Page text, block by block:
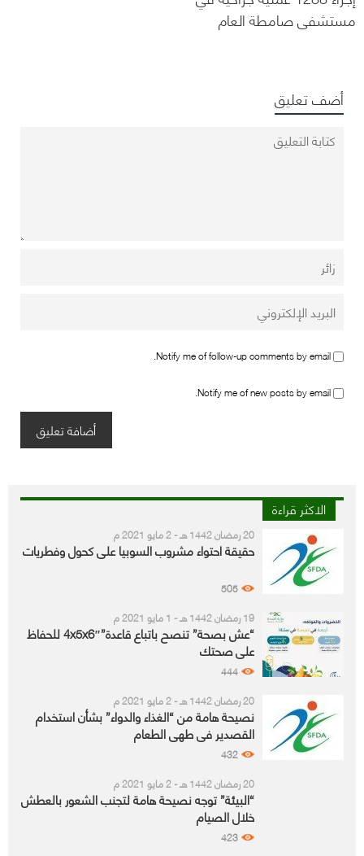
مستشفى صامطة العام
أضف تعليق
Notify me of follow-up comments by email.
Notify me of new posts by email.
الاكثر قراءة
20 رمضان 1442 هـ - 2 مايو 2021 م
حقيقة احتواء مشروب السوبيا على كحول وفطريات
505
19 رمضان 1442 هـ - 1 مايو 2021 م
“عش بصحة” تنصح باتباع قاعدة”4x5x6″ للحفاظ
على صحتك
444
20 رمضان 1442 هـ - 2 مايو 2021 م
نصيحة هامة من “الغذاء والدواء” بشأن استخدام
القصدير في طهي الطعام
432
20 رمضان 1442 هـ - 2 مايو 2021 م
“البيئة” توجه نصيحة هامة لتجنب الشعور بالعطش
خلال الصيام
423